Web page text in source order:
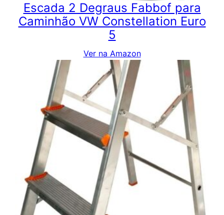
Escada 2 Degraus Fabbof para
Caminhão VW Constellation Euro
5
Ver na Amazon